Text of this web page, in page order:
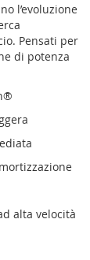
l’evoluzione
Pensati per
di potenza
alta velocità